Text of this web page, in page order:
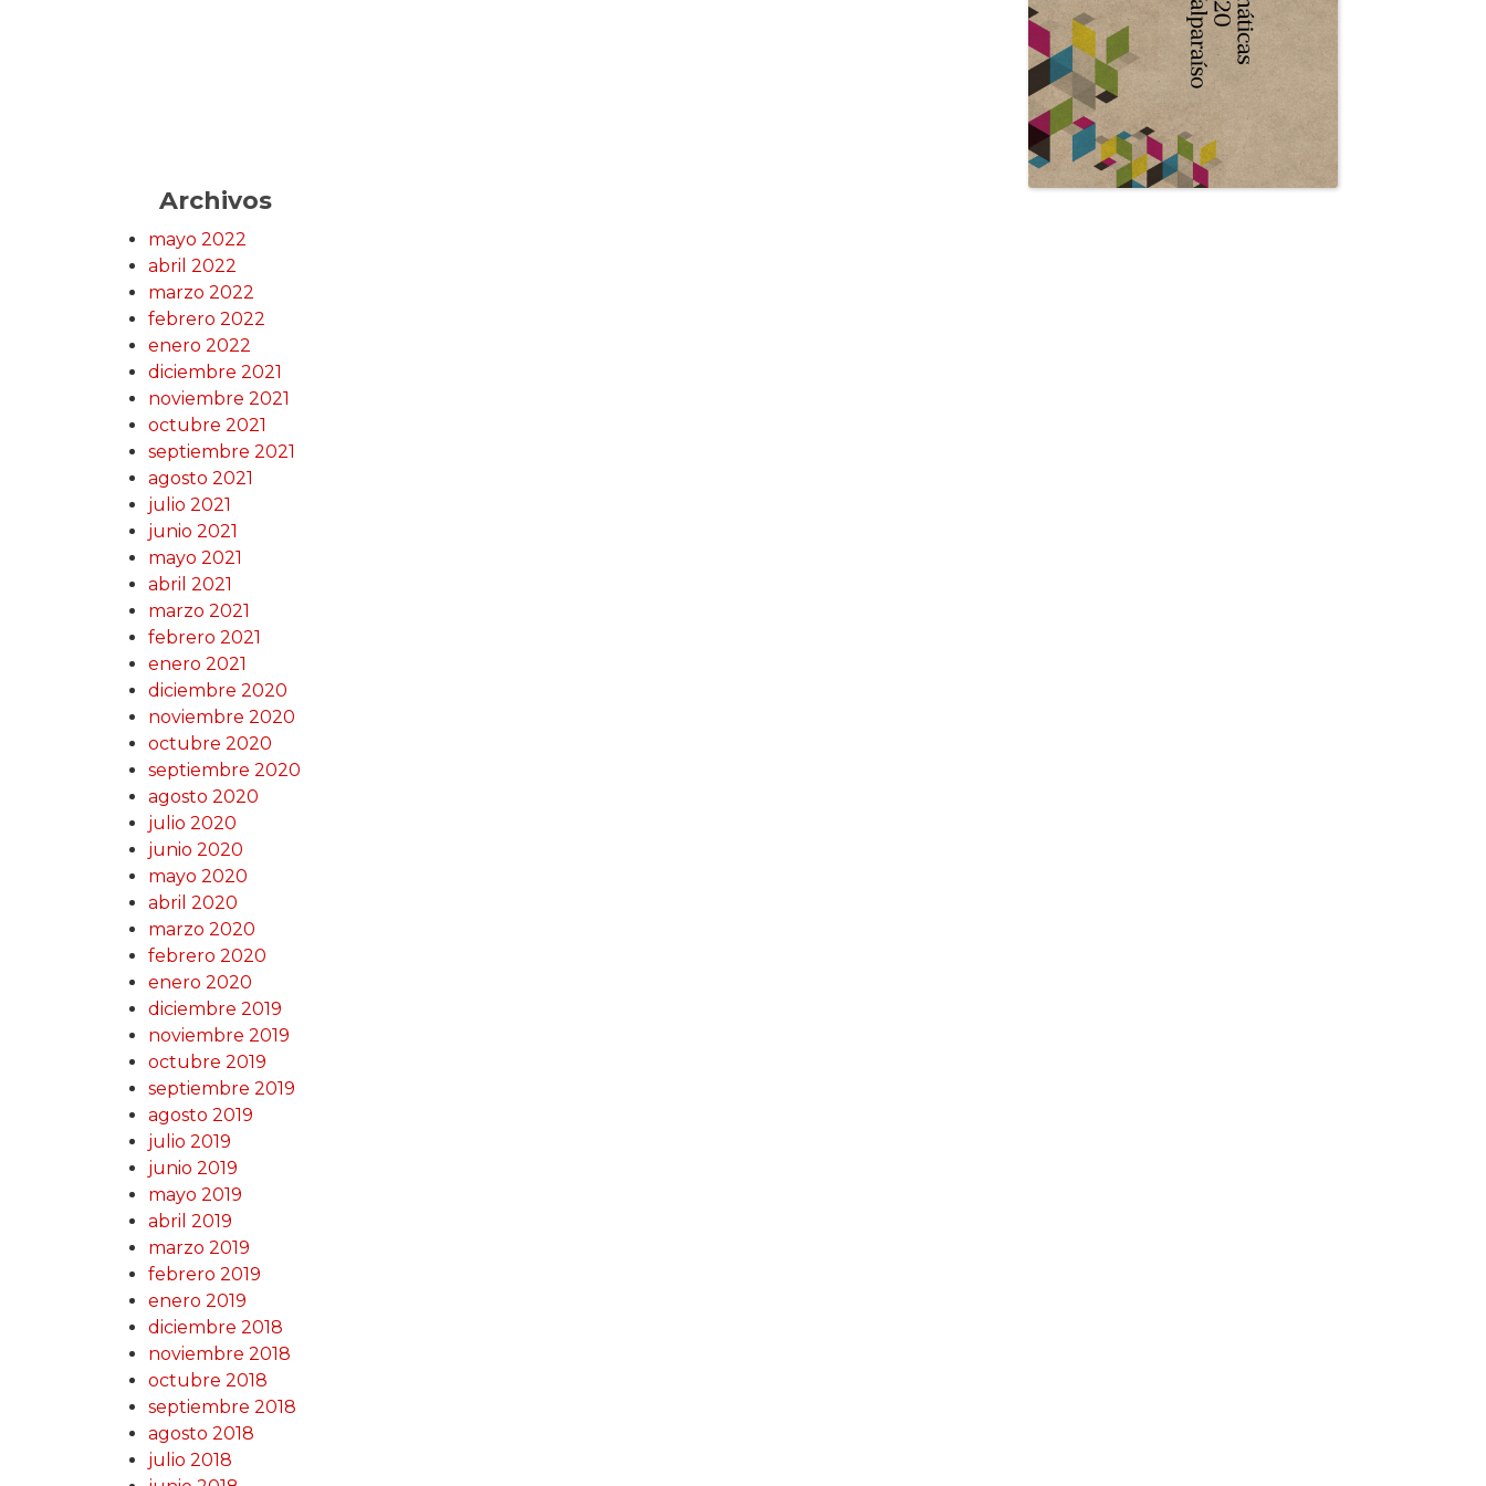
Archivos
mayo 2022
abril 2022
marzo 2022
febrero 2022
enero 2022
diciembre 2021
noviembre 2021
octubre 2021
septiembre 2021
agosto 2021
julio 2021
junio 2021
mayo 2021
abril 2021
marzo 2021
febrero 2021
enero 2021
diciembre 2020
noviembre 2020
octubre 2020
septiembre 2020
agosto 2020
julio 2020
junio 2020
mayo 2020
abril 2020
marzo 2020
febrero 2020
enero 2020
diciembre 2019
noviembre 2019
octubre 2019
septiembre 2019
agosto 2019
julio 2019
junio 2019
mayo 2019
abril 2019
marzo 2019
febrero 2019
enero 2019
diciembre 2018
noviembre 2018
octubre 2018
septiembre 2018
agosto 2018
julio 2018